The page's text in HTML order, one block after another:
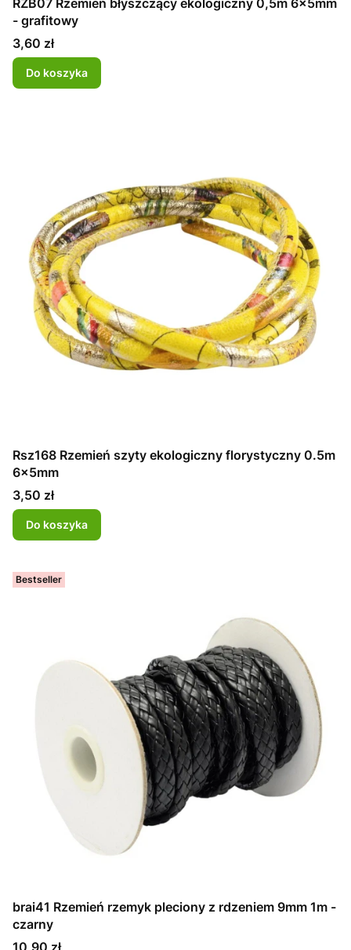
RZB07 Rzemień błyszczący ekologiczny 0,5m 6x5mm
- grafitowy
Cena
3,60 zł
Do koszyka
Rsz168 Rzemień szyty ekologiczny florystyczny 0.5m
6x5mm
Cena
3,50 zł
Do koszyka
Bestseller
brai41 Rzemień rzemyk pleciony z rdzeniem 9mm 1m -
czarny
Cena
10,90 zł